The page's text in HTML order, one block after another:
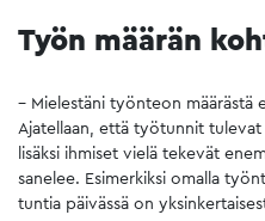
Työn määrän
– Mielestäni työnteon määrästä
Ajatellaan, että työtunnit tulevat
lisäksi ihmiset vielä tekevät
sanelee. Esimerkiksi omalla
tuntia päivässä on